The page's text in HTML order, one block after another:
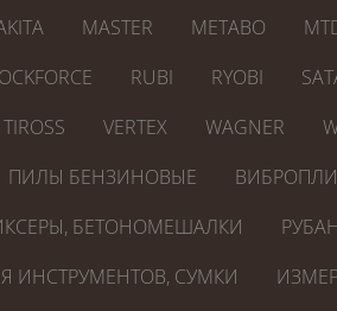
MASTER METABO
RUBI RYOBI
TIROSS VERTEX WAGNER
ПИЛЫ БЕНЗИНОВЫЕ
БЕТОНОМЕШАЛКИ
ИНСТРУМЕНТОВ, СУМКИ